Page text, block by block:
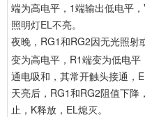
端为高电平，1端输出低电平
照明灯EL不亮。
夜晚，RG1和RG2因无光照射
变为高电平，R1端变为低电
通电吸和，其常开触头接通，
天亮后，RG1和RG2阻值下
止，K释放，EL熄灭。